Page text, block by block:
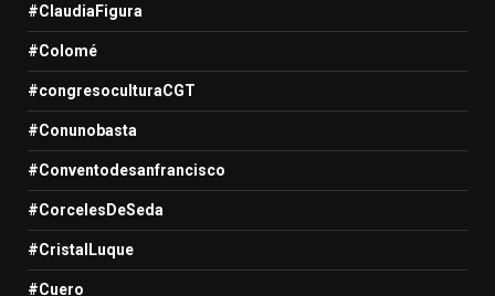
#ClaudiaFigura
#Colomé
#congresoculturaCGT
#Conunobasta
#Conventodesanfrancisco
#CorcelesDeSeda
#CristalLuque
#Cuero